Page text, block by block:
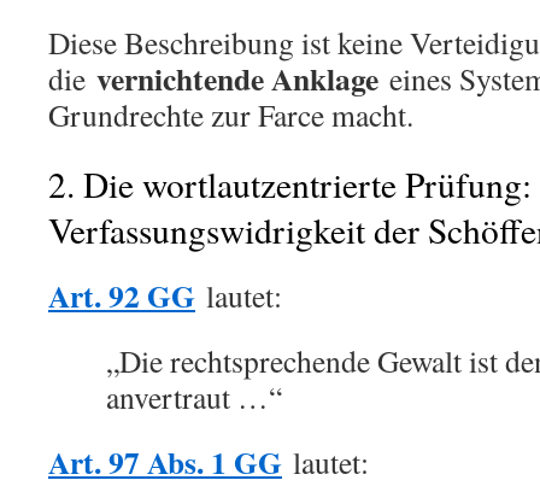
Diese Beschreibung ist keine
die vernichtende Anklage eines
Grundrechte zur Farce macht.
2. Die wortlautzentrierte
Verfassungswidrigkeit der
Art. 92 GG lautet:
„Die rechtsprechende Gewalt ist
anvertraut …“
Art. 97 Abs. 1 GG lautet: